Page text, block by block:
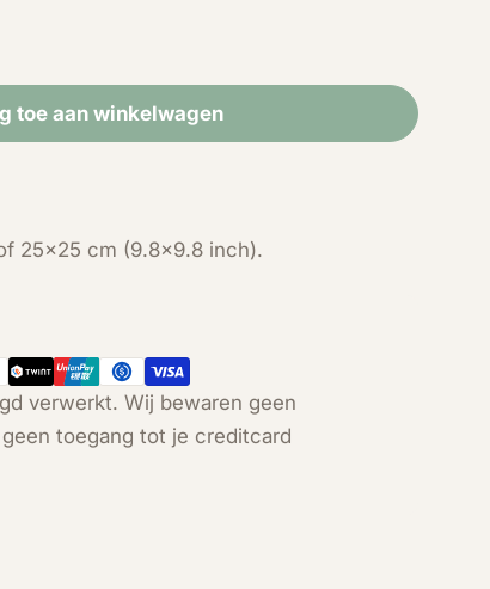
Philea op print in lijst
Phoebis Philea op print in lijst
toe aan winkelwagen
25x25 cm (9.8x9.8 inch).
verwerkt. Wij bewaren geen
toegang tot je creditcard